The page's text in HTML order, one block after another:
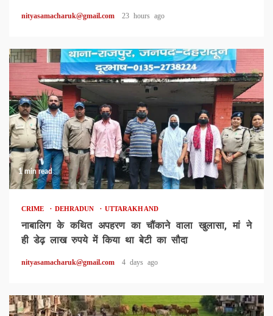
nityasamacharuk@gmail.com 23 hours ago
1 min read
CRIME DEHRADUN UTTARAKHAND
नाबालिग के कथित अपहरण का चौंकाने वाला खुलासा, मां ने
ही डेढ़ लाख रुपये में किया था बेटी का सौदा
nityasamacharuk@gmail.com 4 days ago